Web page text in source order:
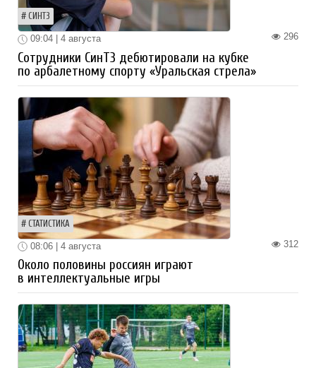
СИНТЗ
296
09:04 | 4 августа
Сотрудники СинТЗ дебютировали на кубке
по арбалетному спорту «Уральская стрела»
СТАТИСТИКА
312
08:06 | 4 августа
Около половины россиян играют
в интеллектуальные игры